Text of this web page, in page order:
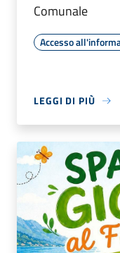
Comunale
Accesso
LEGGI DI PIÙ